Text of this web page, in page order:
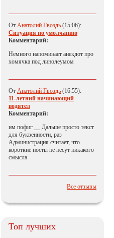
От Анатолий Гвоздь (15:06):
Ситуация по умолчанию
Комментарий:
Немного напоминает анекдот про
хомячка под линолеумом
От Анатолий Гвоздь (16:55):
11-летний начинающий
водятел
Комментарий:
им пофиг __ Дальше просто текст
для буквенности, раз
Администрация считает, что
короткие посты не несут никакого
смысла
Все отзывы
Топ лучших